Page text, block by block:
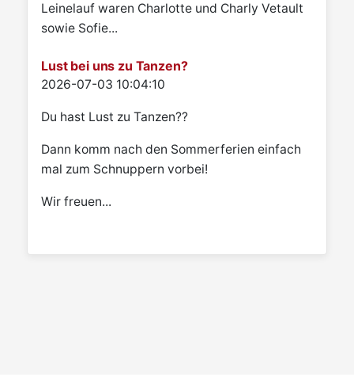
Leinelauf waren Charlotte und Charly Vetault
sowie Sofie...
Lust bei uns zu Tanzen?
Details
2026-07-03 10:04:10
Du hast Lust zu Tanzen??
Dann komm nach den Sommerferien einfach
mal zum Schnuppern vorbei!
Wir freuen...